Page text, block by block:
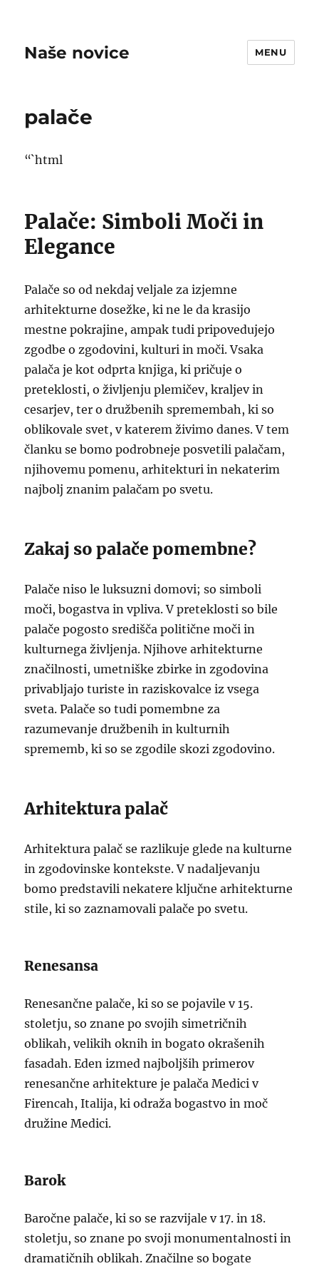
Naše novice MENU
palače
“`html
Palače: Simboli Moči in
Elegance
Palače so od nekdaj veljale za izjemne
arhitekturne dosežke, ki ne le da krasijo
mestne pokrajine, ampak tudi pripovedujejo
zgodbe o zgodovini, kulturi in moči. Vsaka
palača je kot odprta knjiga, ki pričuje o
preteklosti, o življenju plemičev, kraljev in
cesarjev, ter o družbenih spremembah, ki so
oblikovale svet, v katerem živimo danes. V tem
članku se bomo podrobneje posvetili palačam,
njihovemu pomenu, arhitekturi in nekaterim
najbolj znanim palačam po svetu.
Zakaj so palače pomembne?
Palače niso le luksuzni domovi; so simboli
moči, bogastva in vpliva. V preteklosti so bile
palače pogosto središča politične moči in
kulturnega življenja. Njihove arhitekturne
značilnosti, umetniške zbirke in zgodovina
privabljajo turiste in raziskovalce iz vsega
sveta. Palače so tudi pomembne za
razumevanje družbenih in kulturnih
sprememb, ki so se zgodile skozi zgodovino.
Arhitektura palač
Arhitektura palač se razlikuje glede na kulturne
in zgodovinske kontekste. V nadaljevanju
bomo predstavili nekatere ključne arhitekturne
stile, ki so zaznamovali palače po svetu.
Renesansa
Renesančne palače, ki so se pojavile v 15.
stoletju, so znane po svojih simetričnih
oblikah, velikih oknih in bogato okrašenih
fasadah. Eden izmed najboljših primerov
renesančne arhitekture je palača Medici v
Firencah, Italija, ki odraža bogastvo in moč
družine Medici.
Barok
Baročne palače, ki so se razvijale v 17. in 18.
stoletju, so znane po svoji monumentalnosti in
dramatičnih oblikah. Značilne so bogate